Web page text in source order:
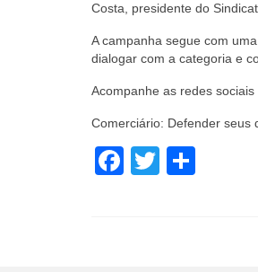
Costa, presidente do
A campanha segue com
dialogar com a categoria e
Acompanhe as redes
Comerciário: Defender seus
Facebook
Twitter